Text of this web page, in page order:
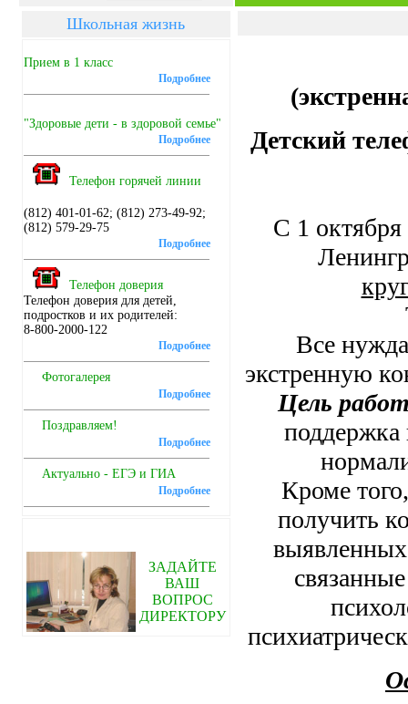
Школьная жизнь
Прием в 1 класс
Подробнее
"Здоровые дети - в здоровой семье"
Подробнее
Телефон горячей линии
(812) 401-01-62; (812) 273-49-92;
(812) 579-29-75
Подробнее
Телефон доверия
Телефон доверия для детей,
подростков и их родителей:
8-800-2000-122
Подробнее
Фотогалерея
Подробнее
Поздравляем!
Подробнее
Актуально - ЕГЭ и ГИА
Подробнее
ЗАДАЙТЕ
ВАШ
ВОПРОС
ДИРЕКТОРУ
Детский
С 1
Все
экстренную
Цель
поддержка
Кроме
получить